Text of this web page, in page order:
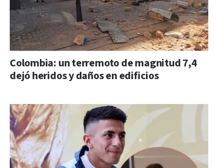
Colombia: un terremoto de magnitud 7,4
dejó heridos y daños en edificios